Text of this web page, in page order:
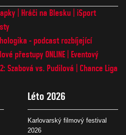
Hráči na Blesku
iSport
- podcast rozbíjející
přestupy ONLINE
Eventový
Szabová vs. Pudilová
Chance Liga
Léto 2026
Karlovarský filmový festival
2026